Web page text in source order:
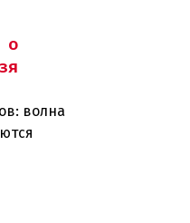
о
волна